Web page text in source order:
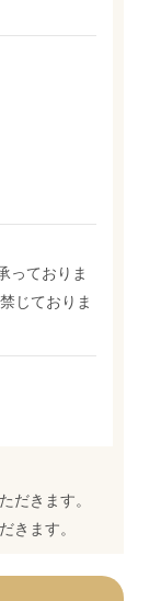
っておりま
じておりま
だきます。
きます。